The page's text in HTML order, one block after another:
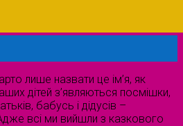
лише назвати це ім’я, як
дітей з’являються посмішки,
бабусь і дідусів –
всі ми вийшли з казкового